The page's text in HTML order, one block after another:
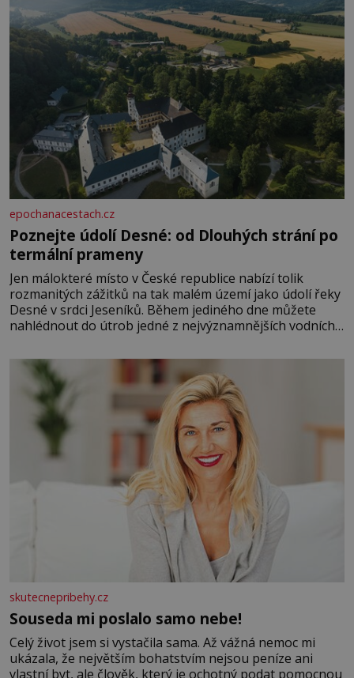
epochanacestach.cz
Poznejte údolí Desné: od Dlouhých strání po
termální prameny
Jen málokteré místo v České republice nabízí tolik
rozmanitých zážitků na tak malém území jako údolí řeky
Desné v srdci Jeseníků. Během jediného dne můžete
nahlédnout do útrob jedné z nejvýznamnějších vodních
se na koloběžce a den zakončit poznáváním památek ve
Velkých Losinách nebo v termálním
skutecnepribehy.cz
Souseda mi poslalo samo nebe!
Celý život jsem si vystačila sama. Až vážná nemoc mi
ukázala, že největším bohatstvím nejsou peníze ani
vlastní byt, ale člověk, který je ochotný podat pomocnou